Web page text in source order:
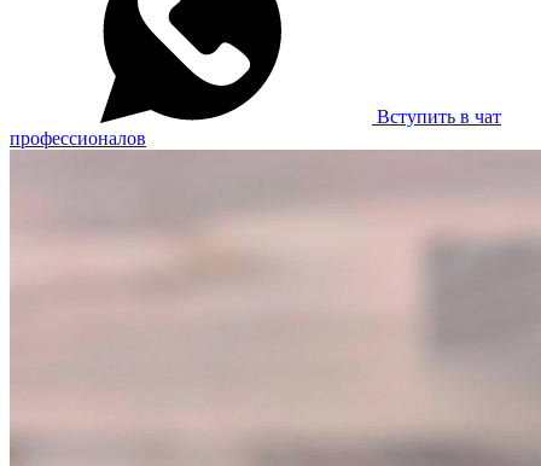
Вступить в чат
профессионалов